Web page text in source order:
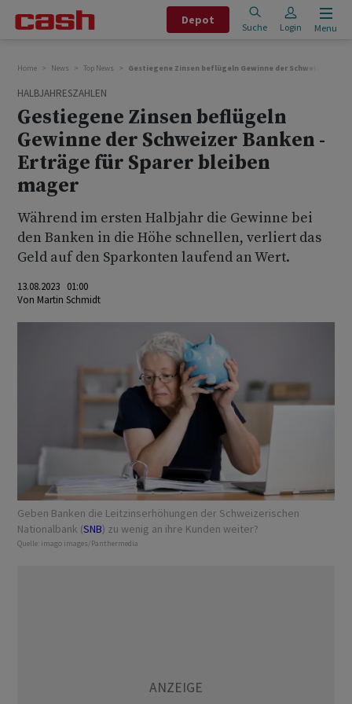
Depot
Suche Login Menu
Home News Top News Gestiegene Zinsen beflügeln Gewinne der Schweizer
HALBJAHRESZAHLEN
Gestiegene Zinsen beflügeln
Gewinne der Schweizer Banken -
Erträge für Sparer bleiben
mager
Während im ersten Halbjahr die Gewinne bei
den Banken in die Höhe schnellen, verliert das
Geld auf den Sparkonten laufend an Wert.
13.08.2023 01:00
Von Martin Schmidt
Geben Banken die Leitzinserhöhungen der Schweizerischen
Nationalbank (SNB) zu wenig an ihre Kunden weiter?
Quelle: imago images/Panthermedia